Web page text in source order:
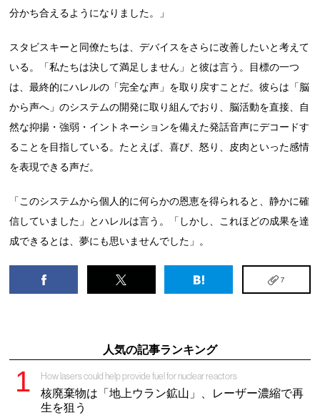
分かち合えるようになりました。」
スタビスキーと同僚たちは、デバイスをさらに改善したいと考えて
いる。「私たちは決して満足しません」と彼は言う。目標の一つ
は、最終的にハレルの「完全な声」を取り戻すことだ。彼らは「脳
から声へ」のシステムの開発に取り組んでおり、脳活動を直接、自
然な抑揚・強弱・イントネーションを備えた発話音声にデコードす
ることを目指している。たとえば、喜び、怒り、皮肉といった感情
を表現できる声だ。
「このシステムから個人的に何らかの恩恵を得られると、静かに確
信していました」とハレルは言う。「しかし、これほどの成果を達
成できるとは、夢にも思いませんでした」。
7
人気の記事ランキング
How lasers could help provide fuel for nuclear reactors
核廃棄物は「地上ウラン鉱山」、レーザー濃縮で再
生を狙う